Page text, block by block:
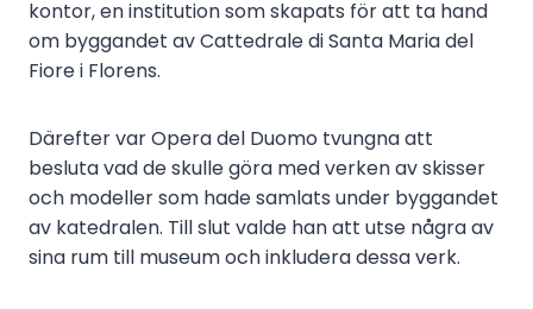
kontor, en institution som skapats för att ta hand
om byggandet av Cattedrale di Santa Maria del
Fiore i Florens.
Därefter var Opera del Duomo tvungna att
besluta vad de skulle göra med verken av skisser
och modeller som hade samlats under byggandet
av katedralen. Till slut valde han att utse några av
sina rum till museum och inkludera dessa verk.